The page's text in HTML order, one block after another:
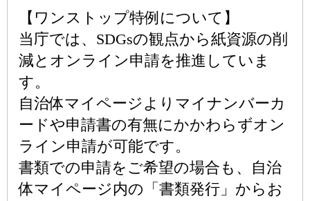
【ワンストップ特例について】
当庁では、SDGsの観点から紙資源の削
減とオンライン申請を推進していま
す。
自治体マイページよりマイナンバーカ
ードや申請書の有無にかかわらずオン
ライン申請が可能です。
書類での申請をご希望の場合も、自治
体マイページ内の「書類発行」からお